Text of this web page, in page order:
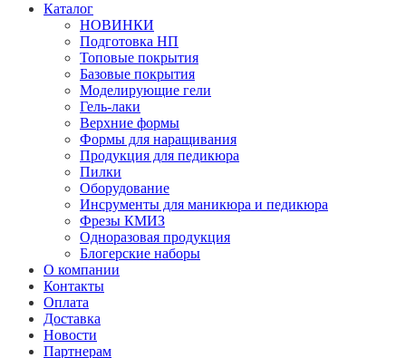
Каталог
НОВИНКИ
Подготовка НП
Топовые покрытия
Базовые покрытия
Моделирующие гели
Гель-лаки
Верхние формы
Формы для наращивания
Продукция для педикюра
Пилки
Оборудование
Инсрументы для маникюра и педикюра
Фрезы КМИЗ
Одноразовая продукция
Блогерские наборы
О компании
Контакты
Оплата
Доставка
Новости
Партнерам